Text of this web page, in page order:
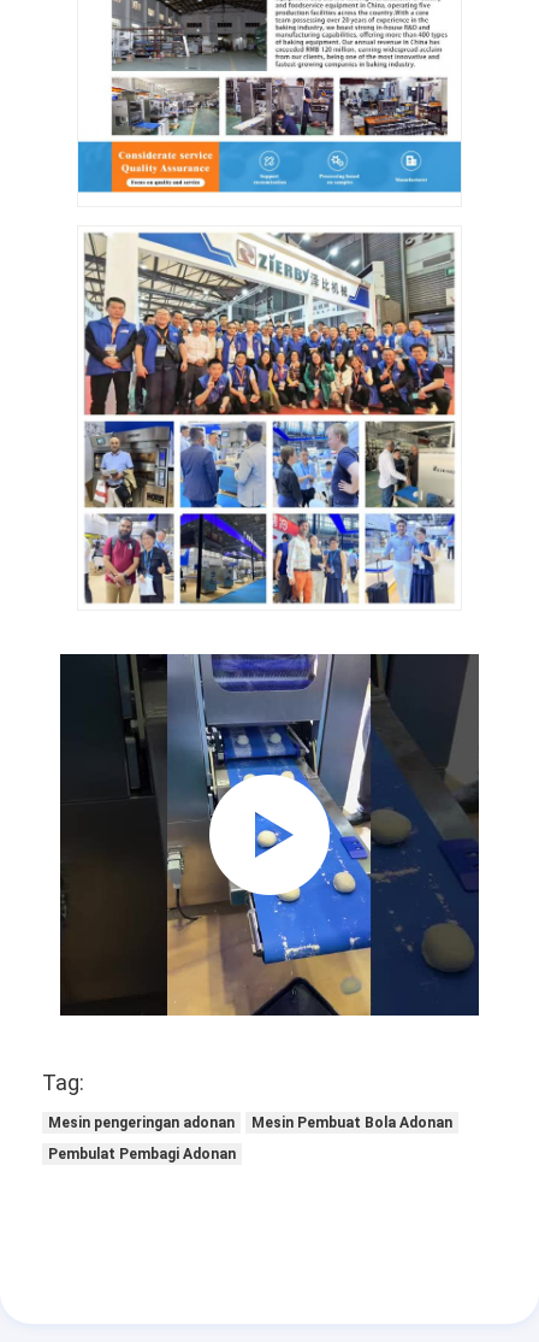
Tag:
Mesin pengeringan adonan
Mesin Pembuat Bola Adonan
Pembulat Pembagi Adonan